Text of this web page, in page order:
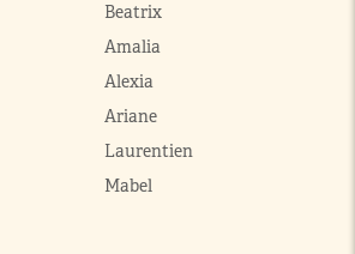
Beatrix
Amalia
Alexia
Ariane
Laurentien
Mabel